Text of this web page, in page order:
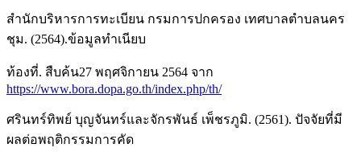
สำนักบริหารการทะเบียน กรมการปกครอง เทศบาลตำบลนคร
ชุม. (2564).ข้อมูลทำเนียบ
ท้องที่. สืบค้น27 พฤศจิกายน 2564 จาก
https://www.bora.dopa.go.th/index.php/th/
ศรินทร์ทิพย์ บุญจันทร์และจักรพันธ์ เพ็ชรภูมิ. (2561). ปัจจัยที่มี
ผลต่อพฤติกรรมการคัด